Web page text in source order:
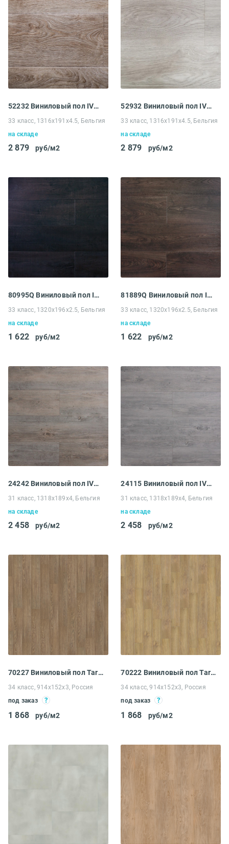
52232 Виниловый пол IVC Divino замковая Somerset Oak
33 класс, 1316х191х4.5, Бельгия
на складе
2 879 руб/м2
52932 Виниловый пол IVC Divino замковая Somerset Oak
33 класс, 1316х191х4.5, Бельгия
на складе
2 879 руб/м2
80995Q Виниловый пол IVC Divino клеевая Thunder Oak
33 класс, 1320х196х2.5, Бельгия
на складе
1 622 руб/м2
81889Q Виниловый пол IVC Divino клеевая California Oak
33 класс, 1320х196х2.5, Бельгия
на складе
1 622 руб/м2
24242 Виниловый пол IVC Linea замковая Medelin Pine
31 класс, 1318х189х4, Бельгия
на складе
2 458 руб/м2
24115 Виниловый пол IVC Linea замковая Medelin Pine
31 класс, 1318х189х4, Бельгия
на складе
2 458 руб/м2
70227 Виниловый пол Tarkett Art Vinyl Lounge Ramon
34 класс, 914x152x3, Россия
под заказ
1 868 руб/м2
70222 Виниловый пол Tarkett Art Vinyl Lounge Ibiza
34 класс, 914x152x3, Россия
под заказ
1 868 руб/м2